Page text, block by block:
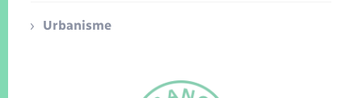
Urbanisme